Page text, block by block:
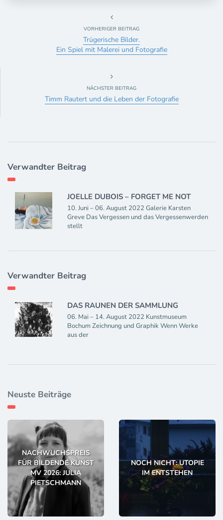
VORHERIGER BEITRAG
Trügerische Bilder.
Ein Spiel mit Malerei und Fotografie
NÄCHSTER BEITRAG
Timm Rautert und die Leben der Fotografie
Verwandter Beitrag
JOELLE DUBOIS – FORGET ME NOT
10. Juni – 06. August 2022 Galerie Karsten
Greve Das Vergessen und das Vergessenwerden
stellt
Verwandter Beitrag
DAS RAUNEN DER SAMMLUNG
06. Mai – 14. August 2022 Kunstmuseum
Bochum Zeichnung und Graphik Wenn Werke
aus der
Neuste Beiträge
NACHWUCHSPREIS
FÜR BILDENDE KUNST
MV 2026: JULIA
PIETSCHMANN
NOCH NICHT: UTOPIE
IM ENTSTEHEN